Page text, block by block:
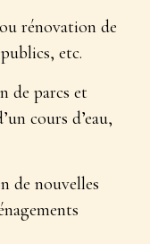
rénovation de
etc.
de parcs et
cours d’eau,
de nouvelles